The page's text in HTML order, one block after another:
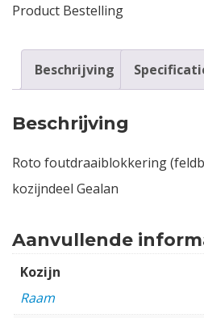
Product Bestelling
Beschrijving
Beschrijving
Roto foutdraaiblokkering
kozijndeel Gealan
Aanvullende
Kozijn
Raam